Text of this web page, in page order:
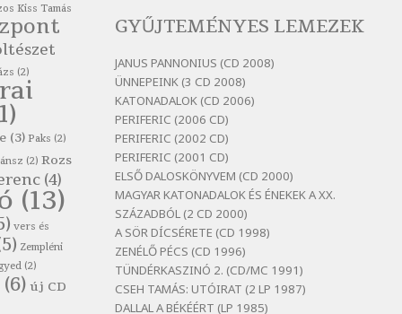
Bertók László: Ó, az a hol volt
Szélkiáltó
Bertók László: Sárga őszi vers
Szélkiáltó
Bertók László: Vásáros
Szélkiáltó
Bertók László: Vizibolt
Szélkiáltó
Bornemissza Endre: Szitakötő
Szélkiáltó
Detlev von Liliencron:
Bölcsődal
GYŰJTEMÉNYES LEMEZEK
JANUS PANNONIUS (CD 2008)
ÜNNEPEINK (3 CD 2008)
KATONADALOK (CD 2006)
PERIFERIC (2006 CD)
PERIFERIC (2002 CD)
PERIFERIC (2001 CD)
ELSŐ DALOSKÖNYVEM (CD 2000)
MAGYAR KATONADALOK ÉS ÉNEKEK A XX.
SZÁZADBÓL (2 CD 2000)
A SÖR DÍCSÉRETE (CD 1998)
ZENÉLŐ PÉCS (CD 1996)
TÜNDÉRKASZINÓ 2. (CD/MC 1991)
CSEH TAMÁS: UTÓIRAT (2 LP 1987)
DALLAL A BÉKÉÉRT (LP 1985)
Kiss Tamás
(2)
(3) Paks (2)
(2) Rozs
(4)
(13)
vers és
Zempléni
(2)
(6) új CD